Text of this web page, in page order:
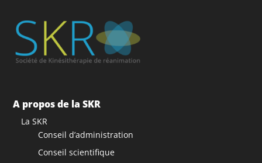
A propos de la SKR
La SKR
Conseil d’administration
Conseil scientifique